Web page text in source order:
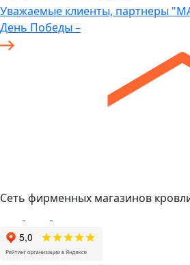
Уважаемые клиенты, партнеры
День Победы –
Сеть фирменных магазинов